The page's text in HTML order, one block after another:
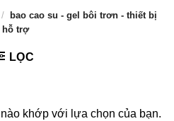
/
bao cao su - gel bôi trơn - thiết bị
hỗ trợ
LỌC
khớp với lựa chọn của bạn.